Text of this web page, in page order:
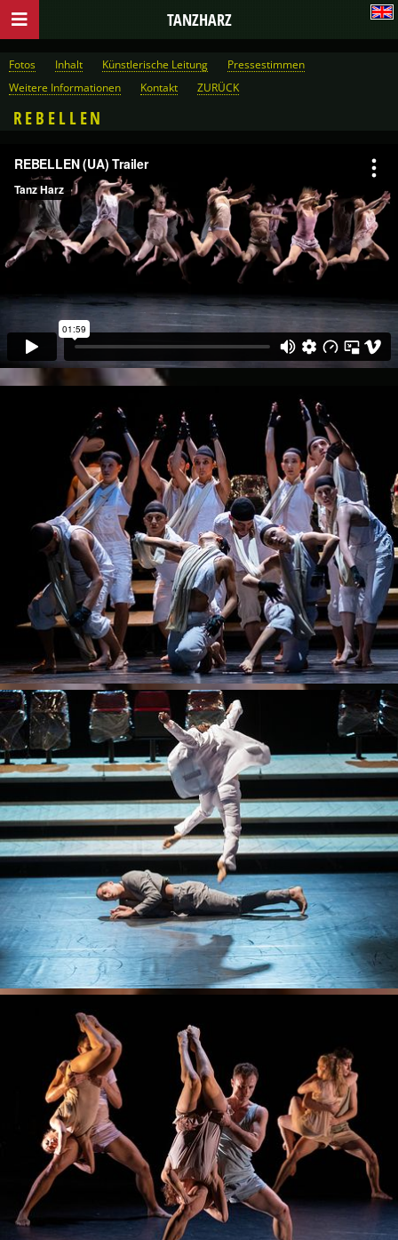
Fotos Inhalt Künstlerische Leitung
Pressestimmen
Weitere Informationen
Kontakt ZURÜCK
REBELLEN
TANZHARZ